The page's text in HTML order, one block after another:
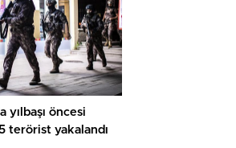
yılbaşı öncesi
terörist yakalandı